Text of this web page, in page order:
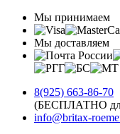
Мы принимаем
Мы доставляем
8(925) 663-86-70
(БЕСПЛАТНО
info@britax-